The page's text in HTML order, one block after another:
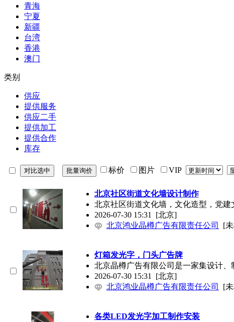
青海
宁夏
新疆
台湾
香港
澳门
类别
供应
提供服务
供应二手
提供加工
提供合作
库存
标价 图片 VIP
北京社区街道文化墙设计制作
北京社区街道文化墙，文化造型，党
2026-07-30 15:31 [北京]
北京鸿业晶樽广告有限责任公司
[
灯箱发光字，门头广告牌
北京晶樽广告有限公司是一家集设计
2026-07-30 15:31 [北京]
北京鸿业晶樽广告有限责任公司
[
各类LED发光字加工制作安装